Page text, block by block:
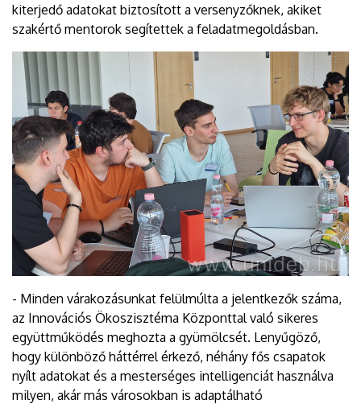
kiterjedő adatokat biztosított a versenyzőknek, akiket
szakértő mentorok segítettek a feladatmegoldásban.
- Minden várakozásunkat felülmúlta a jelentkezők száma,
az Innovációs Ökoszisztéma Központtal való sikeres
együttműködés meghozta a gyümölcsét. Lenyűgöző,
hogy különböző háttérrel érkező, néhány fős csapatok
nyílt adatokat és a mesterséges intelligenciát használva
milyen, akár más városokban is adaptálható